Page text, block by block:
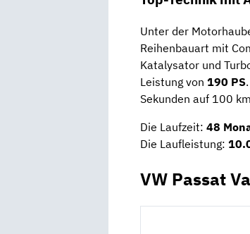
Unter der
Reihenbauart mit
Katalysator⁠ und
Leistung von 190 PS
Sekunden auf 100
Die Laufzeit: 48
Die Laufleistung:
VW Passat